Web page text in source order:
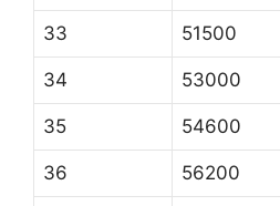
33 51500
34 53000
35 54600
36 56200